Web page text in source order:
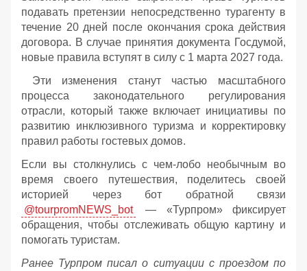
подавать претензии непосредственно турагенту в
течение 20 дней после окончания срока действия
договора. В случае принятия документа Госдумой,
новые правила вступят в силу с 1 марта 2027 года.
Эти изменения станут частью масштабного
процесса законодательного регулирования
отрасли, который также включает инициативы по
развитию инклюзивного туризма и корректировку
правил работы гостевых домов.
Если вы столкнулись с чем-лобо необычным во
время своего путешествия, поделитесь своей
историей через бот обратной связи
@tourpromNEWS_bot
— «Турпром» фиксирует
обращения, чтобы отслеживать общую картину и
помогать туристам.
Ранее Турпром писал о ситуации с проездом по